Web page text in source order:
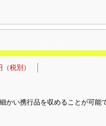
税別）
かい携行品を収めることが可能